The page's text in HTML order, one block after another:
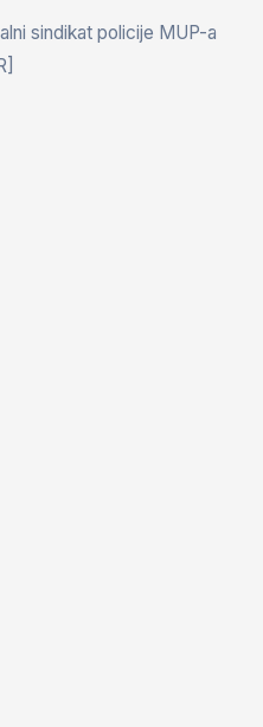
sindikat policije MUP-a